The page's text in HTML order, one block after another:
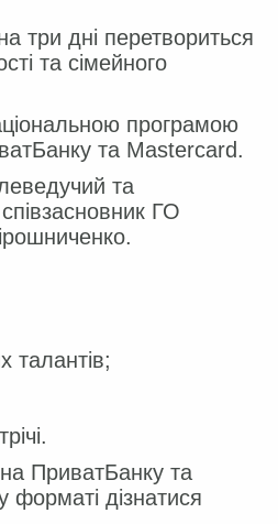
три дні перетвориться
та сімейного
програмою
та Mastercard.
та
ГО
талантів;
ПриватБанку та
форматі дізнатися